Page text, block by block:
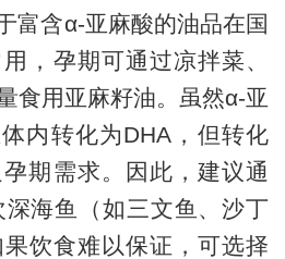
富含α-亚麻酸的油品在国
，孕期可通过凉拌菜、
食用亚麻籽油。虽然α-亚
内转化为DHA，但转化
期需求。因此，建议通
海鱼（如三文鱼、沙丁
饮食难以保证，可选择